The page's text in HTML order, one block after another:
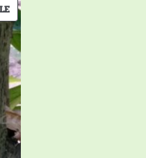
PRODUCT
ON
SALE